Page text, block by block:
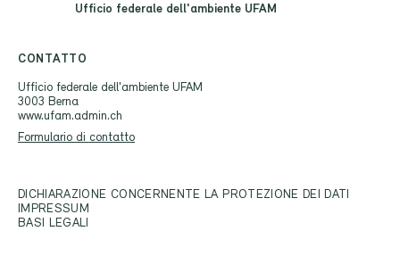
Ufficio federale dell'ambiente UFAM
CONTATTO
Ufficio federale dell'ambiente UFAM
3003 Berna
www.ufam.admin.ch
Formulario di contatto
DICHIARAZIONE CONCERNENTE LA PROTEZIONE DEI DATI
IMPRESSUM
BASI LEGALI